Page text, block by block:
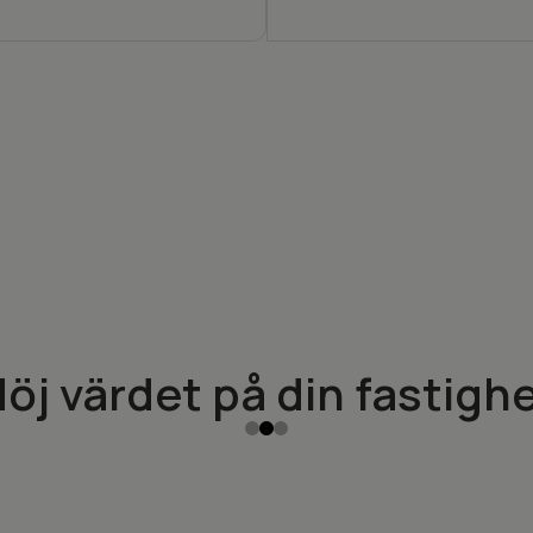
värdet på din